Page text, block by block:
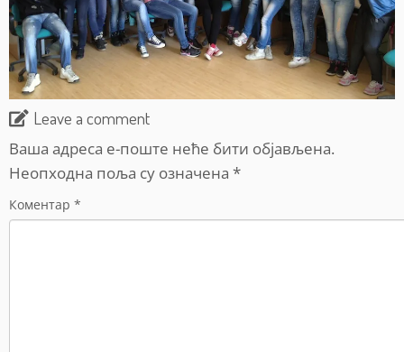
Leave a comment
Ваша адреса е-поште неће бити објављена.
Неопходна поља су означена *
Коментар *